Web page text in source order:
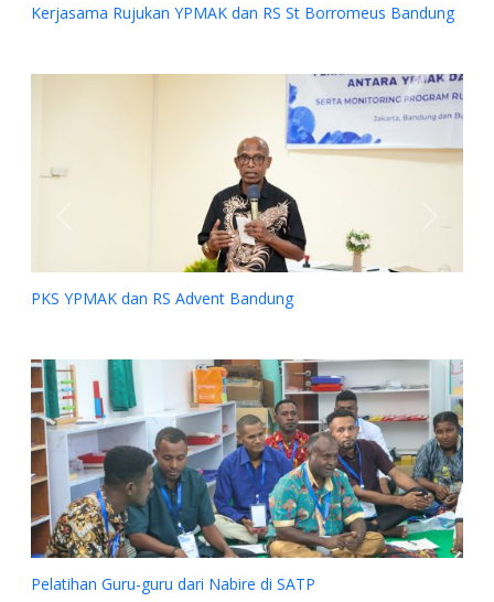
RS St Borromeus Bandung
di SATP